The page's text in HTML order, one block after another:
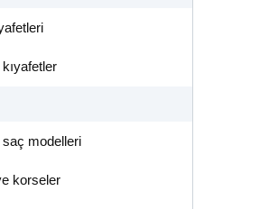
saç modelleri
korseler